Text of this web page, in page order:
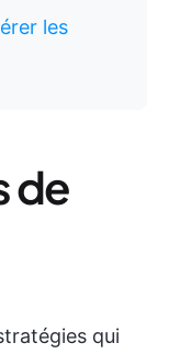
les
de
qui